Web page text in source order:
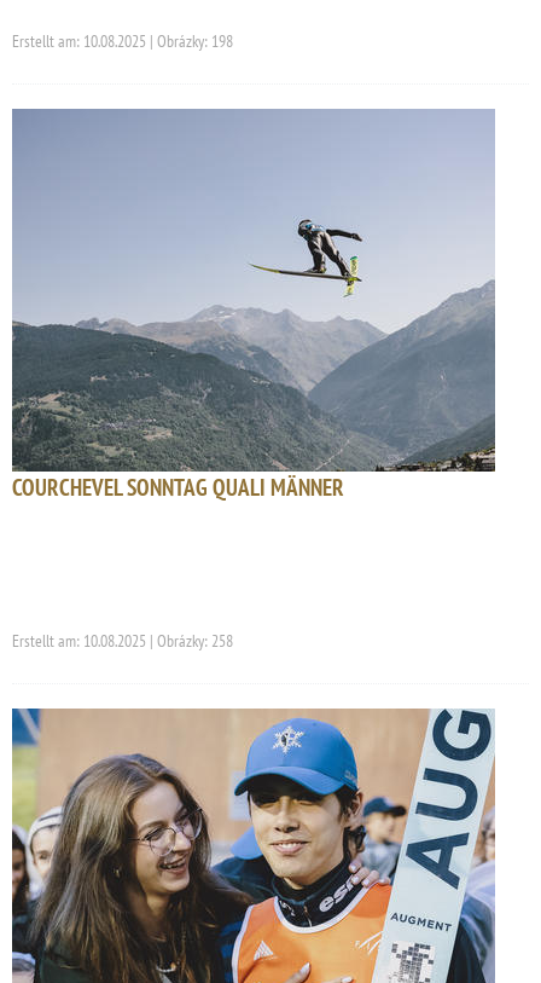
Erstellt am: 10.08.2025 | Obrázky: 198
COURCHEVEL SONNTAG QUALI MÄNNER
Erstellt am: 10.08.2025 | Obrázky: 258